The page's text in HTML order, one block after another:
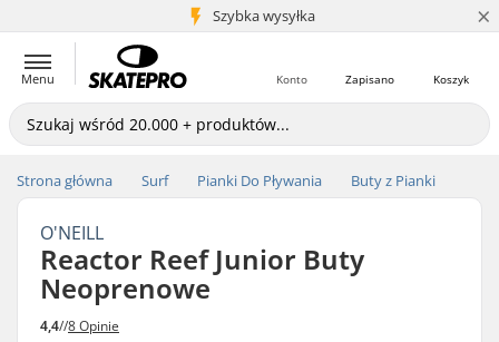
Szybka wysyłka
5+ mln klientów ×
Menu Koszyk
Zapisano
Konto
Strona główna Surf Pianki Do Pływania Buty z Pianki
O'NEILL
Reactor Reef Junior Buty
Neoprenowe
4,4//8 Opinie